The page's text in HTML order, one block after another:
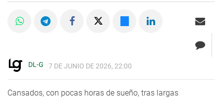
DL-G 7 DE JUNIO DE 2026, 22:00
Cansados, con pocas horas de sueño, tras largas